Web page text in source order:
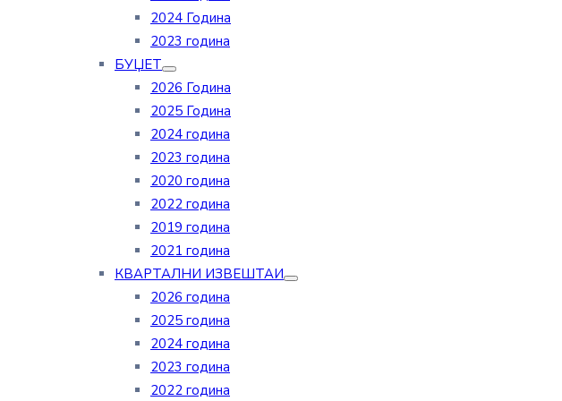
2024 Година
2023 година
БУЏЕТ
2026 Година
2025 Година
2024 година
2023 година
2020 година
2022 година
2019 година
2021 година
КВАРТАЛНИ ИЗВЕШТАИ
2026 година
2025 година
2024 година
2023 година
2022 година